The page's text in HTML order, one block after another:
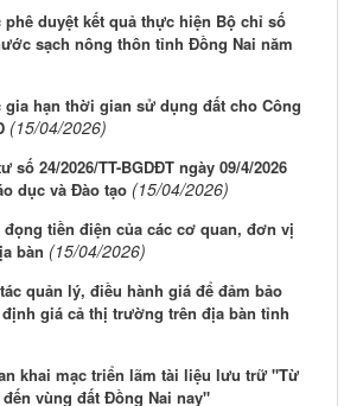
phê duyệt kết quả thực hiện Bộ chỉ số
sạch nông thôn tỉnh Đồng Nai năm
gia hạn thời gian sử dụng đất cho Công
(15/04/2026)
số 24/2026/TT-BGDĐT ngày 09/4/2026
dục và Đào tạo (15/04/2026)
tiền điện của các cơ quan, đơn vị
bàn (15/04/2026)
quản lý, điều hành giá để đảm bảo
giá cả thị trường trên địa bàn tỉnh
khai mạc triển lãm tài liệu lưu trữ "Từ
vùng đất Đồng Nai nay"